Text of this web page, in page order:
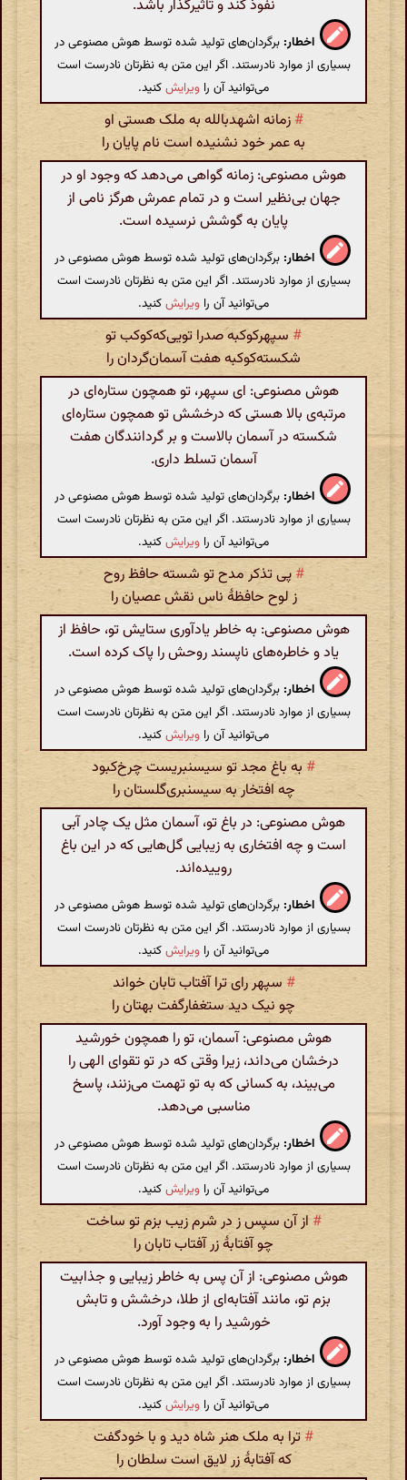
نفوذ کند و تأثیرگذار باشد.
اخطار: برگردان‌های تولید شده توسط هوش مصنوعی در
بسیاری از موارد نادرستند. اگر این متن به نظرتان نادرست است
می‌توانید آن را ویرایشکنید.
# زمانه اشهدبالله به ملک هستی او
به عمر خود نشنیده است نام پایان را
هوش مصنوعی: زمانه گواهی می‌دهد که وجود او در
جهان بی‌نظیر است و در تمام عمرش هرگز نامی از
پایان به گوشش نرسیده است.
اخطار: برگردان‌های تولید شده توسط هوش مصنوعی در
بسیاری از موارد نادرستند. اگر این متن به نظرتان نادرست است
می‌توانید آن را ویرایشکنید.
# سپهرکوکبه صدرا تویی‌که‌کوکب تو
شکسته‌کوکبه هفت آسمان‌گردان را
هوش مصنوعی: ای سپهر، تو همچون ستاره‌ای در
مرتبه‌ی بالا هستی که درخشش تو همچون ستاره‌ای
شکسته در آسمان بالاست و بر گردانندگان هفت
آسمان تسلط داری.
اخطار: برگردان‌های تولید شده توسط هوش مصنوعی در
بسیاری از موارد نادرستند. اگر این متن به نظرتان نادرست است
می‌توانید آن را ویرایشکنید.
# پی تذکر مدح تو شسته حافظ روح
ز لوح حافظهٔ ناس نقش عصیان را
هوش مصنوعی: به خاطر یادآوری ستایش تو، حافظ از
یاد و خاطره‌های ناپسند روحش را پاک کرده است.
اخطار: برگردان‌های تولید شده توسط هوش مصنوعی در
بسیاری از موارد نادرستند. اگر این متن به نظرتان نادرست است
می‌توانید آن را ویرایشکنید.
#به باغ مجد تو سیسنبریست چرخ‌کبود
چه افتخار به سیسنبری‌گلستان را
هوش مصنوعی: در باغ تو، آسمان مثل یک چادر آبی
است و چه افتخاری به زیبایی گل‌هایی که در این باغ
روییده‌اند.
اخطار: برگردان‌های تولید شده توسط هوش مصنوعی در
بسیاری از موارد نادرستند. اگر این متن به نظرتان نادرست است
می‌توانید آن را ویرایشکنید.
# سپهر رای ترا آفتاب تابان خواند
چو نیک دید ستغفارگفت بهتان را
هوش مصنوعی: آسمان، تو را همچون خورشید
درخشان می‌داند، زیرا وقتی که در تو تقوای الهی را
می‌بیند، به کسانی که به تو تهمت می‌زنند، پاسخ
مناسبی می‌دهد.
اخطار: برگردان‌های تولید شده توسط هوش مصنوعی در
بسیاری از موارد نادرستند. اگر این متن به نظرتان نادرست است
می‌توانید آن را ویرایشکنید.
#از آن سپس ز در شرم زیب بزم تو ساخت
چو آفتابهٔ زر آفتاب تابان را
هوش مصنوعی: از آن پس به خاطر زیبایی و جذابیت
بزم تو، مانند آفتابه‌ای از طلا، درخشش و تابش
خورشید را به وجود آورد.
اخطار: برگردان‌های تولید شده توسط هوش مصنوعی در
بسیاری از موارد نادرستند. اگر این متن به نظرتان نادرست است
می‌توانید آن را ویرایشکنید.
# ترا به ملک هنر شاه دید و با خودگفت
که آفتابهٔ زر لایق است سلطان را